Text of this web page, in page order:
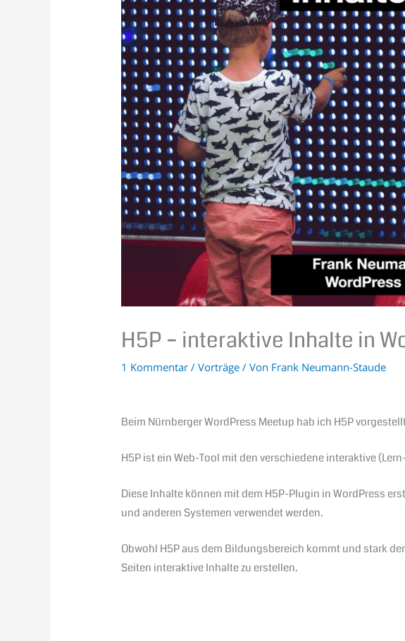
H5P – interaktive Inhalte in
1 Kommentar /Vorträge / Von Frank Neumann-Staude
Beim Nürnberger WordPress Meetup hab ich H5P
H5P ist ein Web-Tool mit den verschiedene interaktive
Diese Inhalte können mit dem H5P-Plugin in WordPress
und anderen Systemen verwendet werden.
Obwohl H5P aus dem Bildungsbereich kommt und stark
Seiten interaktive Inhalte zu erstellen.